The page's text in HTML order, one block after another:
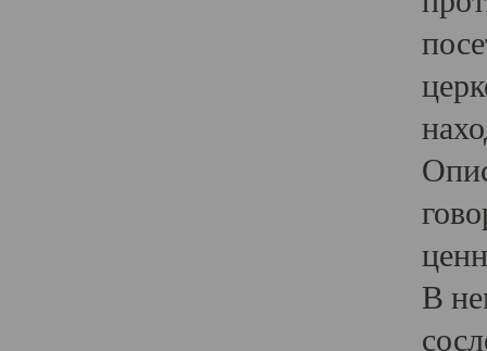
В